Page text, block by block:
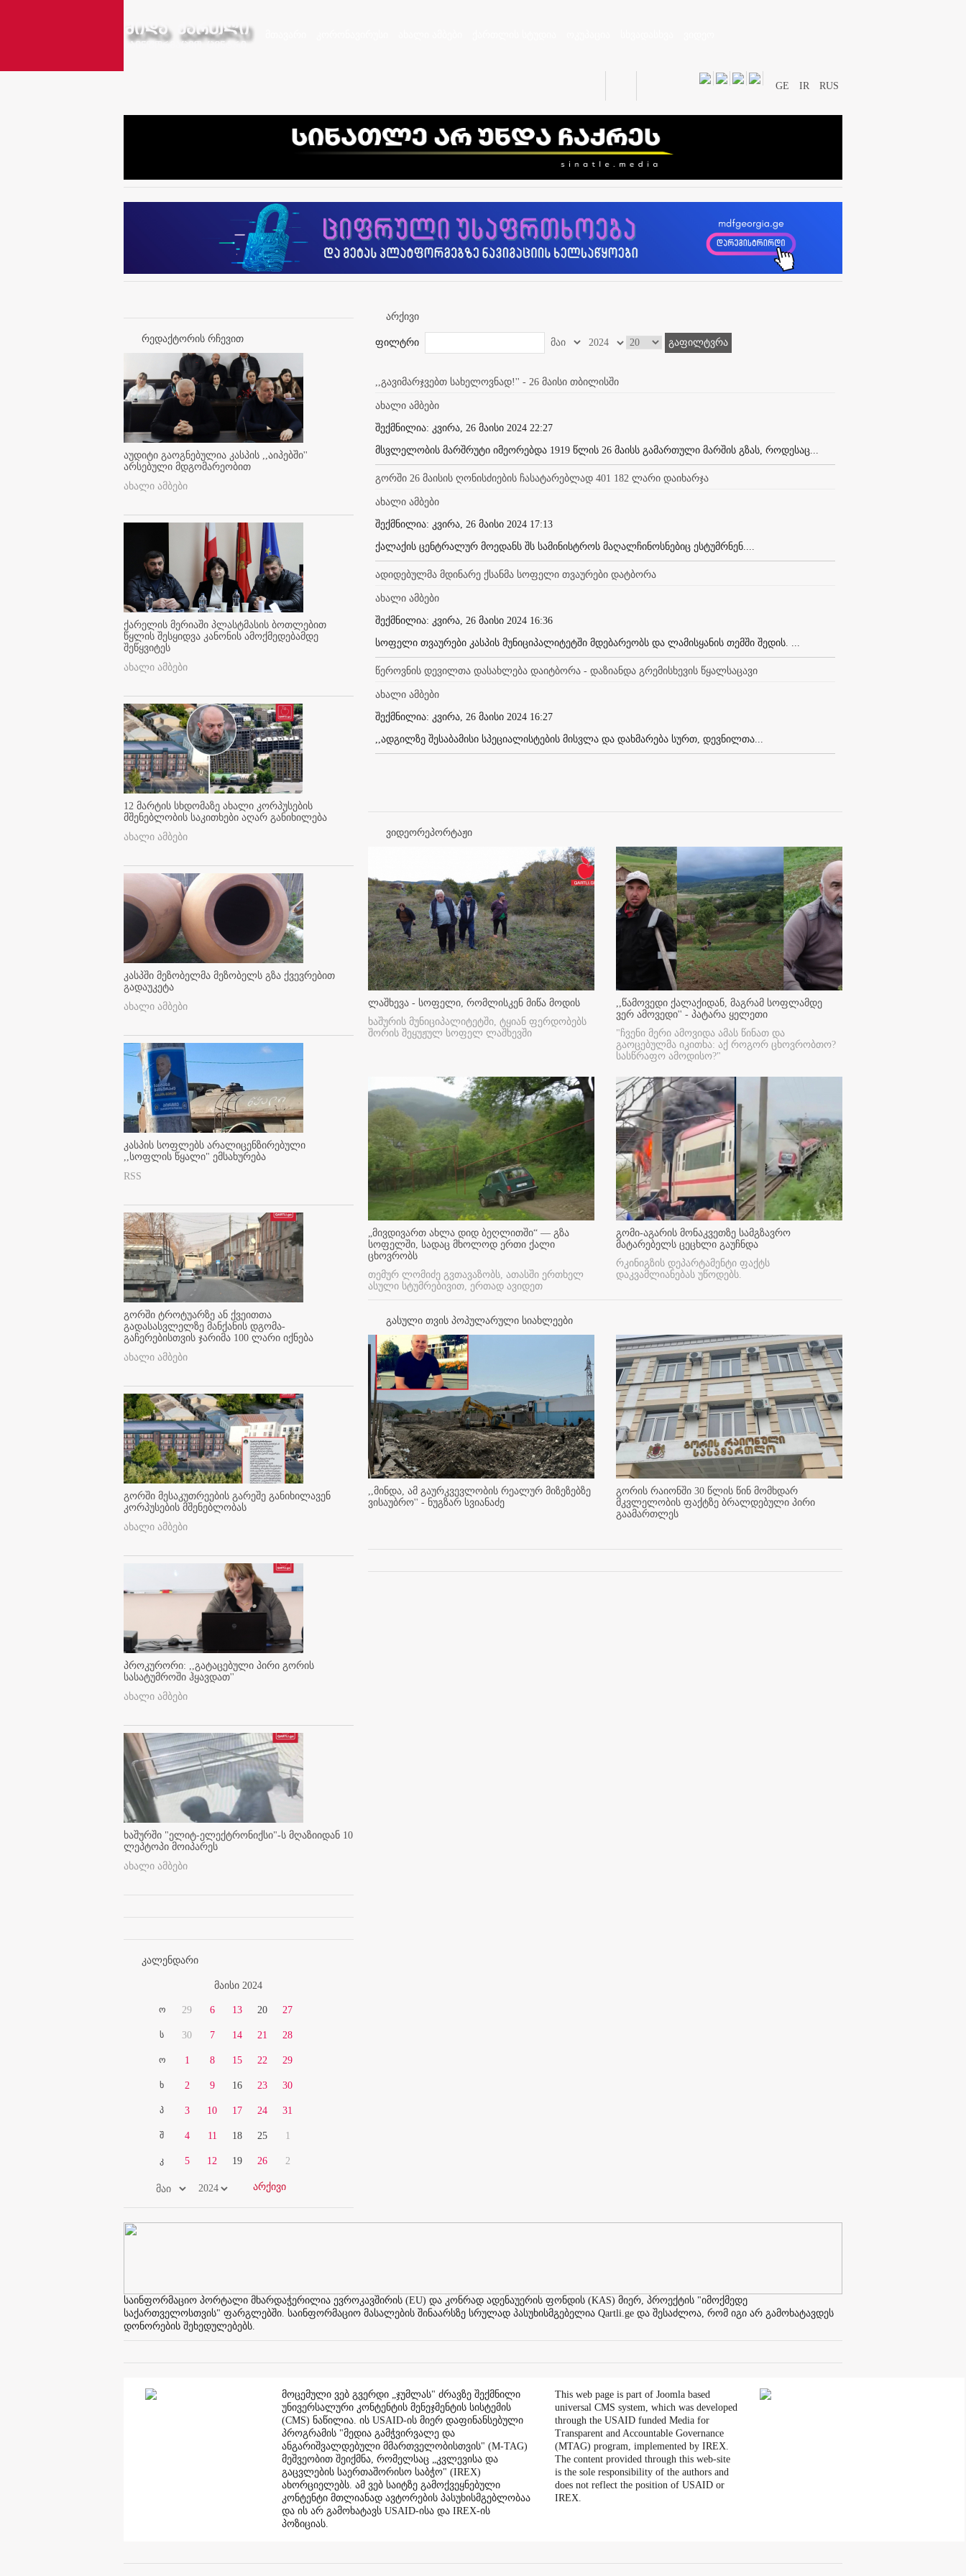
GE IR RUS
რედაქტორის რჩევით
აუდიტი გაოგნებულია კასპის ,,აიპებში''
არსებული მდგომარეობით
ახალი ამბები
ქარელის მერიაში პლასტმასის ბოთლებით
წყლის შესყიდვა კანონის ამოქმედებამდე
შეწყვიტეს
ახალი ამბები
12 მარტის სხდომაზე ახალი კორპუსების
მშენებლობის საკითხები აღარ განიხილება
ახალი ამბები
კასპში მეზობელმა მეზობელს გზა ქვევრებით
გადაუკეტა
ახალი ამბები
კასპის სოფლებს არალიცენზირებული
,,სოფლის წყალი" ემსახურება
RSS
გორში ტროტუარზე ან ქვეითთა
გადასასვლელზე მანქანის დგომა-
გაჩერებისთვის ჯარიმა 100 ლარი იქნება
ახალი ამბები
გორში მესაკუთრეების გარეშე განიხილავენ
კორპუსების მშენებლობას
ახალი ამბები
პროკურორი: ,,გატაცებული პირი გორის
სასატუმროში ჰყავდათ''
ახალი ამბები
ხაშურში "ელიტ-ელექტრონიქსი"-ს მღაზიიდან 10
ლეპტოპი მოიპარეს
ახალი ამბები
კალენდარი
მაისი 2024
ო
ს
ო
ხ
პ
შ
კ
29
30
1
2
3
4
5
6
7
8
9
10
11
12
13
14
15
16
17
18
19
20
21
22
23
24
25
26
27
28
29
30
31
1
2
არქივი
ფილტრი გაფილტვრა
,,გავიმარჯვებთ სახელოვნად!'' - 26 მაისი თბილისში
ახალი ამბები
შექმნილია: კვირა, 26 მაისი 2024 22:27
მსვლელობის მარშრუტი იმეორებდა 1919 წლის 26 მაისს გამართული მარშის გზას, როდესაც...
გორში 26 მაისის ღონისძიების ჩასატარებლად 401 182 ლარი დაიხარჯა
ახალი ამბები
შექმნილია: კვირა, 26 მაისი 2024 17:13
ქალაქის ცენტრალურ მოედანს შს სამინისტროს მაღალჩინოსნებიც ესტუმრნენ....
ადიდებულმა მდინარე ქსანმა სოფელი თვაურები დატბორა
ახალი ამბები
შექმნილია: კვირა, 26 მაისი 2024 16:36
სოფელი თვაურები კასპის მუნიციპალიტეტში მდებარეობს და ლამისყანის თემში შედის. ...
წეროვნის დევილთა დასახლება დაიტბორა - დაზიანდა გრემისხევის წყალსაცავი
ახალი ამბები
შექმნილია: კვირა, 26 მაისი 2024 16:27
,,ადგილზე შესაბამისი სპეციალისტების მისვლა და დახმარება სურთ, დევნილთა...
ვიდეორეპორტაჟი
ლაშხევა - სოფელი, რომლისკენ მიწა მოდის
ხაშურის მუნიციპალიტეტში, ტყიან ფერდობებს
შორის შეყუჟულ სოფელ ლაშხევში
,,წამოვედი ქალაქიდან, მაგრამ სოფლამდე
ვერ ამოვედი'' - პატარა ყელეთი
"ჩვენი მერი ამოვიდა ამას წინათ და
გაოცებულმა იკითხა: აქ როგორ ცხოვრობთო?
სასწრაფო ამოდისო?"
„მივდივართ ახლა დიდ ბეღლითში“ — გზა
სოფელში, სადაც მხოლოდ ერთი ქალი
ცხოვრობს
თემურ ლომიძე გვთავაზობს, ათასში ერთხელ
ასული სტუმრებივით, ერთად ავიდეთ
გომი-აგარის მონაკვეთზე სამგზავრო
მატარებელს ცეცხლი გაუჩნდა
რკინიგზის დეპარტამენტი ფაქტს
დაკვამლიანებას უწოდებს.
გასული თვის პოპულარული სიახლეები
,,მინდა, ამ გაურკვევლობის რეალურ მიზეზებზე
ვისაუბრო'' - ნუგზარ სვიანაძე
გორის რაიონში 30 წლის წინ მომხდარ
მკვლელობის ფაქტზე ბრალდებული პირი
გაამართლეს
საინფორმაციო პორტალი მხარდაჭერილია ევროკავშირის (EU) და კონრად ადენაუერის ფონდის (KAS) მიერ, პროექტის "იმოქმედე
საქართველოსთვის" ფარგლებში. საინფორმაციო მასალების შინაარსზე სრულად პასუხისმგებელია Qartli.ge და შესაძლოა, რომ იგი არ გამოხატავდეს
დონორების შეხედულებებს.
მოცემული ვებ გვერდი „ჯუმლას" ძრავზე შექმნილი
უნივერსალური კონტენტის მენეჯმენტის სისტემის
(CMS) ნაწილია. ის USAID-ის მიერ დაფინანსებული
პროგრამის "მედია გამჭვირვალე და
ანგარიშვალდებული მმართველობისთვის" (M-TAG)
მეშვეობით შეიქმნა, რომელსაც „კვლევისა და
გაცვლების საერთაშორისო საბჭო" (IREX)
ახორციელებს. ამ ვებ საიტზე გამოქვეყნებული
კონტენტი მთლიანად ავტორების პასუხისმგებლობაა
და ის არ გამოხატავს USAID-ისა და IREX-ის
პოზიციას.
This web page is part of Joomla based
universal CMS system, which was developed
through the USAID funded Media for
Transparent and Accountable Governance
(MTAG) program, implemented by IREX.
The content provided through this web-site
is the sole responsibility of the authors and
does not reflect the position of USAID or
IREX.